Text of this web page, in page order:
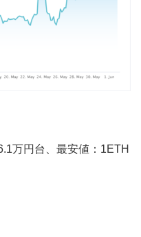
万円台、最安値：1ETH